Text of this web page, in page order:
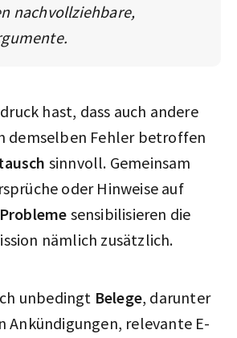
nachvollziehbare,
hast, dass auch andere
demselben Fehler betroffen
sinnvoll. Gemeinsam
oder Hinweise auf
sensibilisieren die
nämlich zusätzlich.
unbedingt Belege, darunter
Ankündigungen, relevante E-